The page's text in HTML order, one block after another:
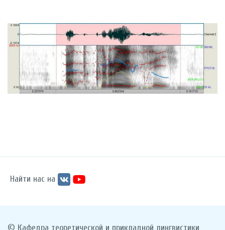
Найти нас на
© Кафедра теоретической и прикладной лингвистики